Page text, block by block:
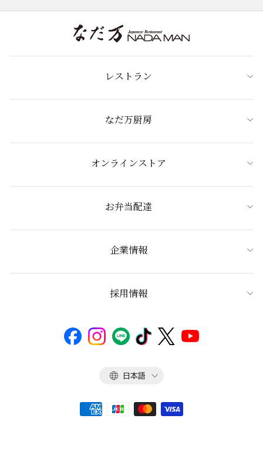
レストラン
なだ万厨房
オンラインストア
お弁当配達
企業情報
採用情報
言
日本語